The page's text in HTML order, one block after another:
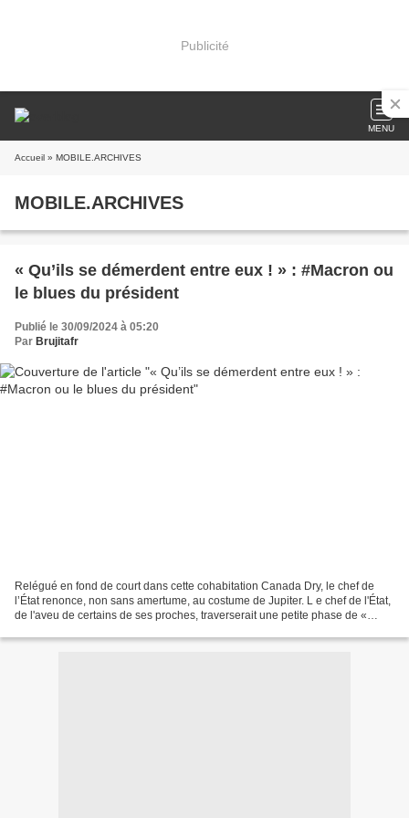
Publicité
MENU
Accueil » MOBILE.ARCHIVES
MOBILE.ARCHIVES
« Qu’ils se démerdent entre eux ! » : #Macron ou
le blues du président
Publié le 30/09/2024 à 05:20
Par Brujitafr
Relégué en fond de court dans cette cohabitation Canada Dry, le chef de
l’État renonce, non sans amertume, au costume de Jupiter. L e chef de l'État,
de l'aveu de certains de ses proches, traverserait une petite phase de «